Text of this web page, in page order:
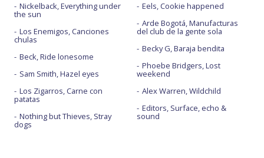
Nickelback, Everything under
the sun
Los Enemigos, Canciones
chulas
Beck, Ride lonesome
Sam Smith, Hazel eyes
Los Zigarros, Carne con
patatas
Nothing but Thieves, Stray
dogs
Eels, Cookie happened
Arde Bogotá, Manufacturas
del club de la gente sola
Becky G, Baraja bendita
Phoebe Bridgers, Lost
weekend
Alex Warren, Wildchild
Editors, Surface, echo &
sound